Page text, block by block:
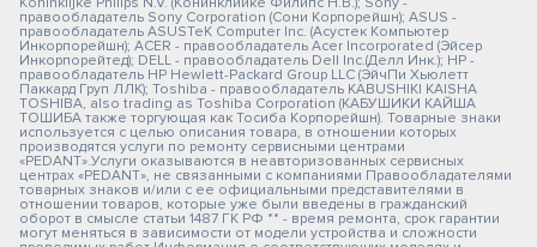
правообладатель Sony Corporation (Сони Корпорейшн); ASUS -
правообладатель ASUSTeK Computer Inc. (Асустек Компьютер
Инкорпорейшн); ACER - правообладатель Acer Incorporated (Эйсер
Инкорпорейтед); DELL - правообладатель Dell Inc.(Делл Инк.); HP -
правообладатель HP Hewlett-Packard Group LLC (ЭйчПи Хьюлетт
Паккард Груп ЛЛК); Toshiba - правообладатель KABUSHIKI KAISHA
TOSHIBA, also trading as Toshiba Corporation (КАБУШИКИ КАЙША
ТОШИБА также торгующая как Тосиба Корпорейшн). Товарные знаки
используется с целью описания товара, в отношении которых
производятся услуги по ремонту сервисными центрами
«PEDANT».Услуги оказываются в неавторизованных сервисных
центрах «PEDANT», не связанными с компаниями Правообладателями
товарных знаков и/или с ее официальными представителями в
отношении товаров, которые уже были введены в гражданский
оборот в смысле статьи 1487 ГК РФ ** - время ремонта, срок гарантии
могут меняться в зависимости от модели устройства и сложности